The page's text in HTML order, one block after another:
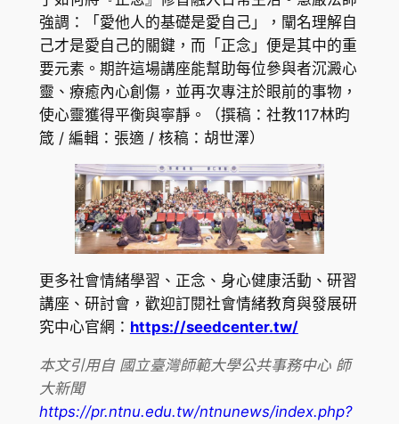
強調：「愛他人的基礎是愛自己」，闡名理解自
己才是愛自己的關鍵，而「正念」便是其中的重
要元素。期許這場講座能幫助每位參與者沉澱心
靈、療癒內心創傷，並再次專注於眼前的事物，
使心靈獲得平衡與寧靜。（撰稿：社教117林昀
箴 / 編輯：張適 / 核稿：胡世澤）
更多社會情緒學習、正念、身心健康活動、研習
講座、研討會，歡迎訂閱社會情緒教育與發展研
究中心官網： https://seedcenter.tw/
本文引用自 國立臺灣師範大學公共事務中心 師
大新聞
https://pr.ntnu.edu.tw/ntnunews/index.php?